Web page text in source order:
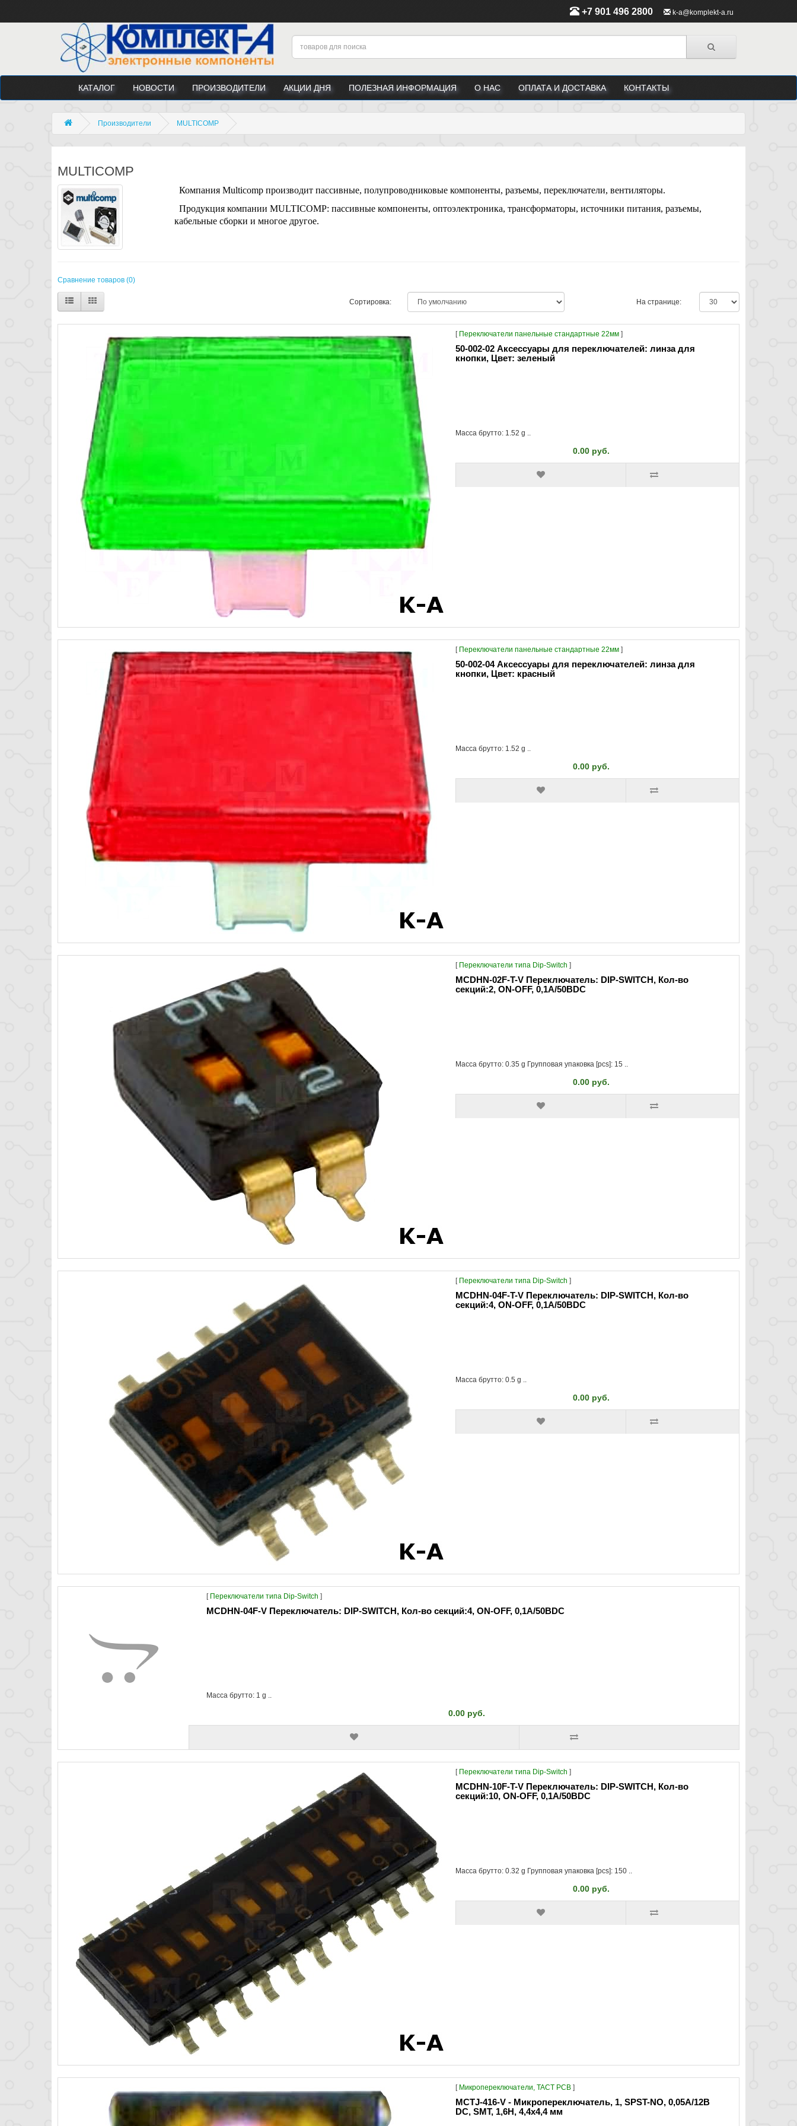
+7 901 496 2800 k-a@komplekt-a.ru
КАТАЛОГ НОВОСТИ ПРОИЗВОДИТЕЛИ АКЦИИ ДНЯ ПОЛЕЗНАЯ ИНФОРМАЦИЯ О НАС ОПЛАТА И ДОСТАВКА КОНТАКТЫ
Производители MULTICOMP
MULTICOMP
Компания Multicomp производит пассивные, полупроводниковые компоненты, разъемы, переключатели, вентиляторы.
Продукция компании MULTICOMP: пассивные компоненты, оптоэлектроника, трансформаторы, источники питания, разъемы,
кабельные сборки и многое другое.
Сравнение товаров (0)
Сортировка: На странице:
[ Переключатели панельные стандартные 22мм ]
50-002-02 Аксессуары для переключателей: линза для
кнопки, Цвет: зеленый
Масса брутто: 1.52 g ..
0.00 руб.
[ Переключатели панельные стандартные 22мм ]
50-002-04 Аксессуары для переключателей: линза для
кнопки, Цвет: красный
Масса брутто: 1.52 g ..
0.00 руб.
[ Переключатели типа Dip-Switch ]
MCDHN-02F-T-V Переключатель: DIP-SWITCH, Кол-во
секций:2, ON-OFF, 0,1A/50ВDC
Масса брутто: 0.35 g Групповая упаковка [pcs]: 15 ..
0.00 руб.
[ Переключатели типа Dip-Switch ]
MCDHN-04F-T-V Переключатель: DIP-SWITCH, Кол-во
секций:4, ON-OFF, 0,1A/50ВDC
Масса брутто: 0.5 g ..
0.00 руб.
[ Переключатели типа Dip-Switch ]
MCDHN-04F-V Переключатель: DIP-SWITCH, Кол-во секций:4, ON-OFF, 0,1A/50ВDC
Масса брутто: 1 g ..
0.00 руб.
[ Переключатели типа Dip-Switch ]
MCDHN-10F-T-V Переключатель: DIP-SWITCH, Кол-во
секций:10, ON-OFF, 0,1A/50ВDC
Масса брутто: 0.32 g Групповая упаковка [pcs]: 150 ..
0.00 руб.
[ Микропереключатели, TACT PCB ]
MCTJ-416-V - Микропереключатель, 1, SPST-NO, 0,05A/12В
DC, SMT, 1,6Н, 4,4x4,4 мм